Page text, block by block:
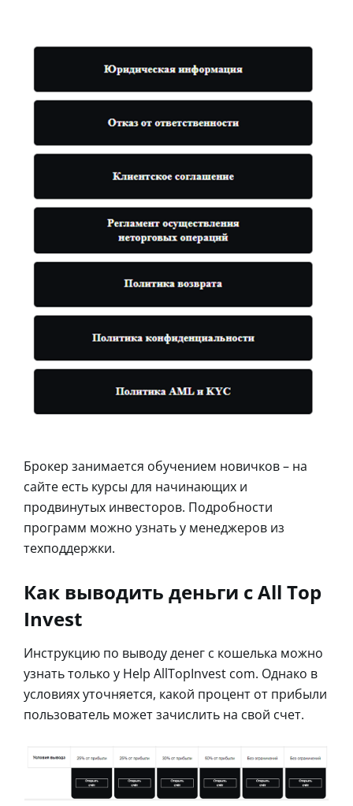
Брокер занимается обучением новичков – на
сайте есть курсы для начинающих и
продвинутых инвесторов. Подробности
программ можно узнать у менеджеров из
техподдержки.
Как выводить деньги с All Top
Invest
Инструкцию по выводу денег с кошелька можно
узнать только у Help AllTopInvest com. Однако в
условиях уточняется, какой процент от прибыли
пользователь может зачислить на свой счет.